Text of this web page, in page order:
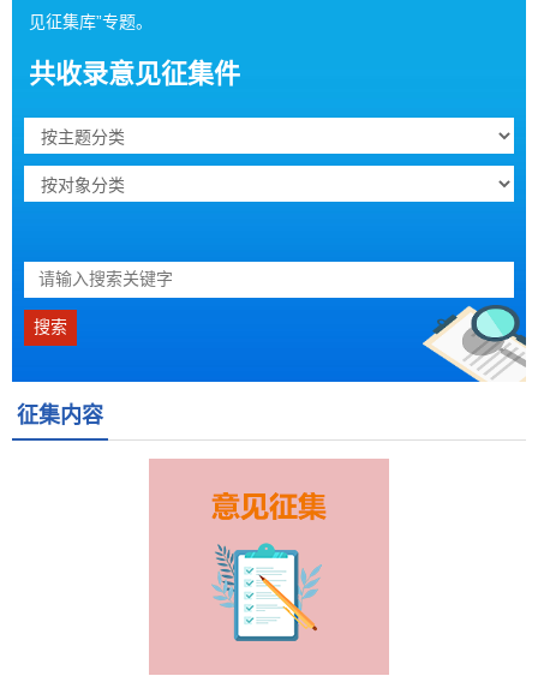
见征集库”专题。
共收录意见征集件
征集内容